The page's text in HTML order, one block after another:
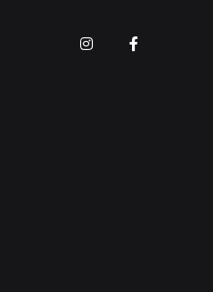
Instagram